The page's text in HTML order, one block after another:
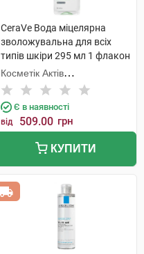
CeraVe Вода міцелярна
зволожувальна для всіх
типів шкіри 295 мл 1 флакон
Косметік Актів
Інтернаціональ
Є в наявності
від 509.00 грн
КУПИТИ